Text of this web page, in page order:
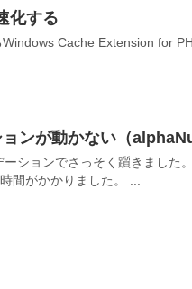
化する
Cache Extension for
ンが動かない（
ションでさっそく躓きました
間がかかりました。 ...